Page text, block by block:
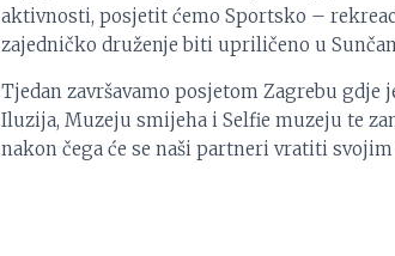
aktivnosti, posjetit ćemo Sportsko –
zajedničko druženje biti upriličeno u
Tjedan završavamo posjetom Zagrebu
Iluzija, Muzeju smijeha i Selfie muzeju te
nakon čega će se naši partneri vratiti svojim